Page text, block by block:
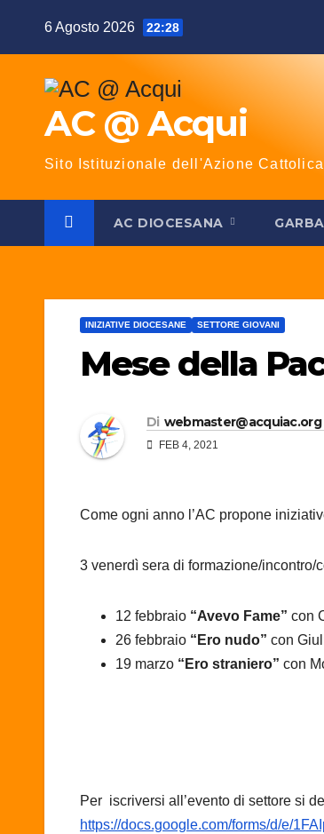
6 Agosto 2026 22:28
AC @ Acqui
Sito Istituzionale dell'Azione
AC DIOCESANA
INIZIATIVE DIOCESANE SETTORE GIOVANI
Mese della
Di webmaster@acquiac.org
FEB 4, 2021
Come ogni anno l’AC propone
3 venerdì sera di formazione/
12 febbraio “Avevo Fame” con
26 febbraio “Ero nudo” con
19 marzo “Ero straniero” con
Per iscriversi all’evento di settore si
https://docs.google.com/forms/d/e/